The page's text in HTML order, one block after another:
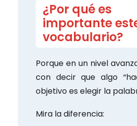
¿Por qué es
importante
vocabulario?
Porque en un nivel
con decir que algo
objetivo es elegir la
Mira la diferencia: